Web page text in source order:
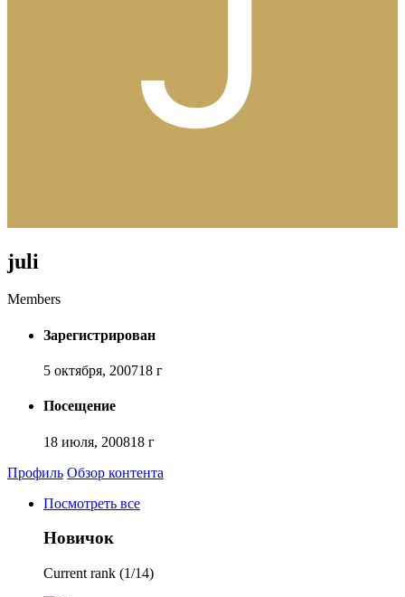
juli
Members
Зарегистрирован
5 октября, 200718 г
Посещение
18 июля, 200818 г
Профиль Обзор контента
Посмотреть все
Новичок
Current rank (1/14)